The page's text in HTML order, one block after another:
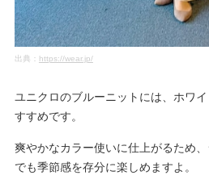
出典： https://wear.jp/
ユニクロのブルーニットには、ホワ
すすめです。
爽やかなカラー使いに仕上がるため
でも季節感を存分に楽しめますよ。